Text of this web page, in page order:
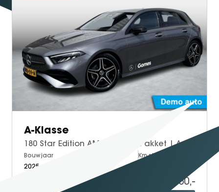
A-Klasse
180 Star Edition AMG | Night Pakket | Apple CarPlay | Android Auto | Sfeerverlichting | Stoelverwarming | Parkeersensoren | Achteruitrijcamera | Elektrisch Inklapbare Buitenspiegels
Bouwjaar
2025
Km-stand
36.950,-